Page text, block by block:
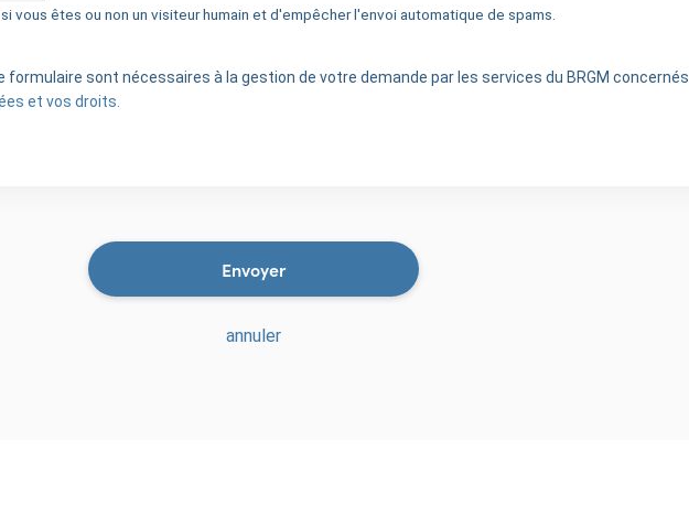
vous êtes ou non un visiteur humain et d'empêcher l'envoi automatique de spams.
sont nécessaires à la gestion de votre demande par les services du BRGM concernés.
et vos droits.
annuler